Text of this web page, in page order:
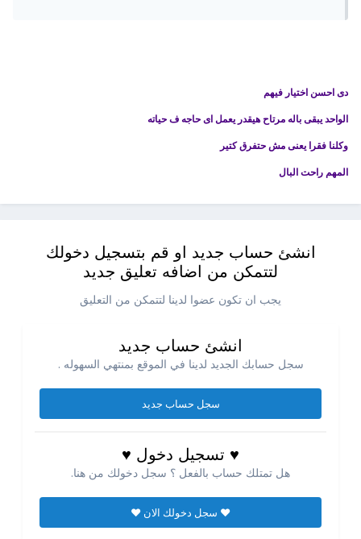
دى احسن اختيار فيهم
الواحد يبقى باله مرتاح هيقدر يعمل اى حاجه ف حياته
وكلنا فقرا يعنى مش حتفرق كتير
المهم راحت البال
انشئ حساب جديد او قم بتسجيل دخولك
لتتمكن من اضافه تعليق جديد
يجب ان تكون عضوا لدينا لتتمكن من التعليق
انشئ حساب جديد
سجل حسابك الجديد لدينا في الموقع بمنتهي السهوله .
سجل حساب جديد
♥ تسجيل دخول ♥
هل تمتلك حساب بالفعل ؟ سجل دخولك من هنا.
♥ سجل دخولك الان ♥